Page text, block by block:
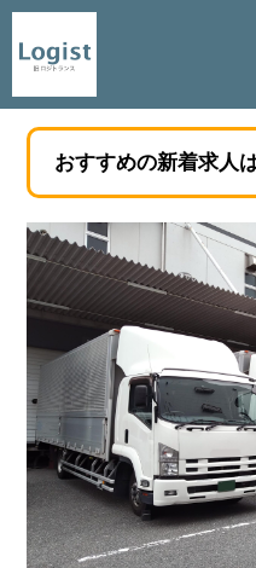
おすすめの新着求人